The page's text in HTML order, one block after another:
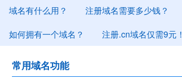
域名有什么用？
注册域名需要多少钱？
如何拥有一个域名？
注册.cn域名仅需9元！
常用域名功能